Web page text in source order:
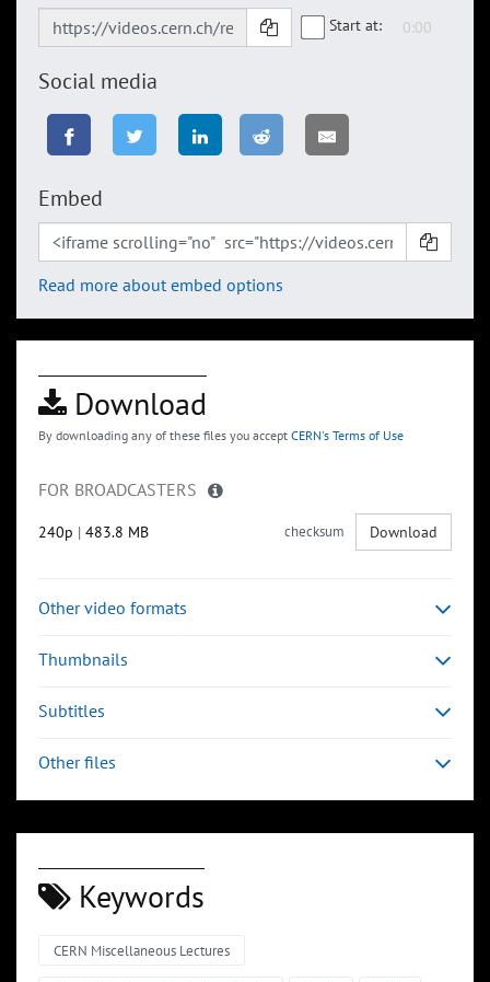
Start at:
Social media
Embed
Read more about embed options
Download
By downloading any of these files you accept CERN's Terms of Use
FOR BROADCASTERS
240p | 483.8 MB checksum Download
Other video formats
Thumbnails
Subtitles
Other files
Keywords
CERN Miscellaneous Lectures